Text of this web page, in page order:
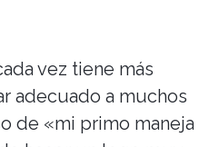
vez tiene más
adecuado a muchos
de «mi primo maneja